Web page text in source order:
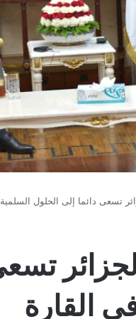
تسعى دائما إلى الحلول
القارة
بلعباس يؤكد جاهزية
وبرامج السكن ،المياه
الكبرى تحت خدمة